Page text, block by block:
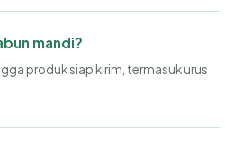
mandi?
produk siap kirim, termasuk urus